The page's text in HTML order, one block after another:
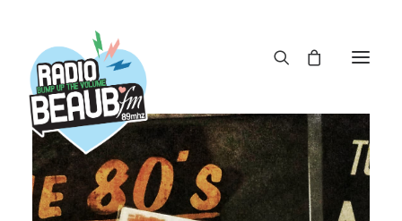
ACTUS
REPLAY